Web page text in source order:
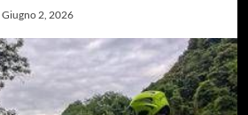
Giugno 2, 2026